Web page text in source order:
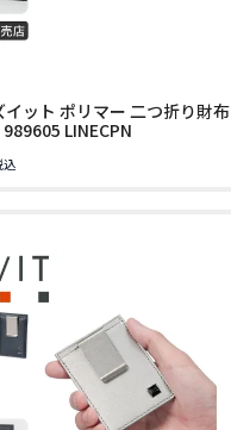
ット ポリマー 二つ折り財布
LINECPN
込